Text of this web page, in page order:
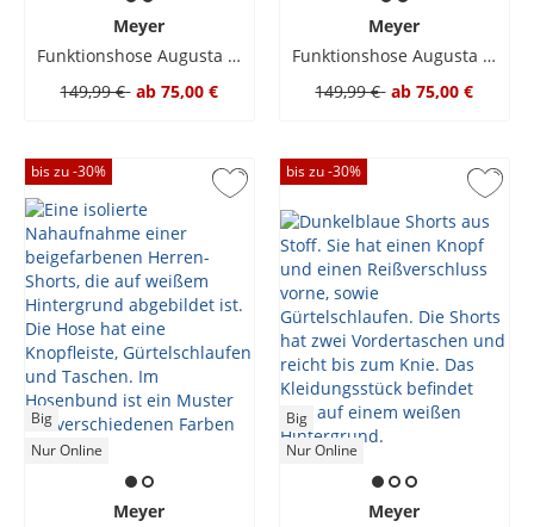
Meyer
Funktionshose Augusta für Golfsport
149,99 € ab 75,00 €
Meyer
Funktionshose Augusta für Golfsport
149,99 € ab 75,00 €
bis zu -30%
Big
Nur Online
Meyer
bis zu -30%
Big
Nur Online
Meyer